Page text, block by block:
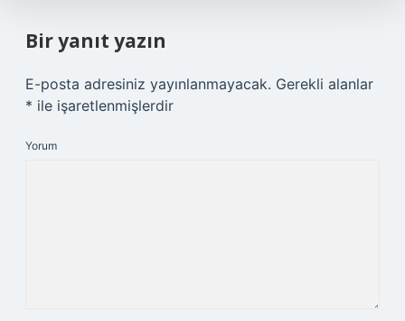
Bir yanıt yazın
E-posta adresiniz yayınlanmayacak. Gerekli alanlar
* ile işaretlenmişlerdir
Yorum